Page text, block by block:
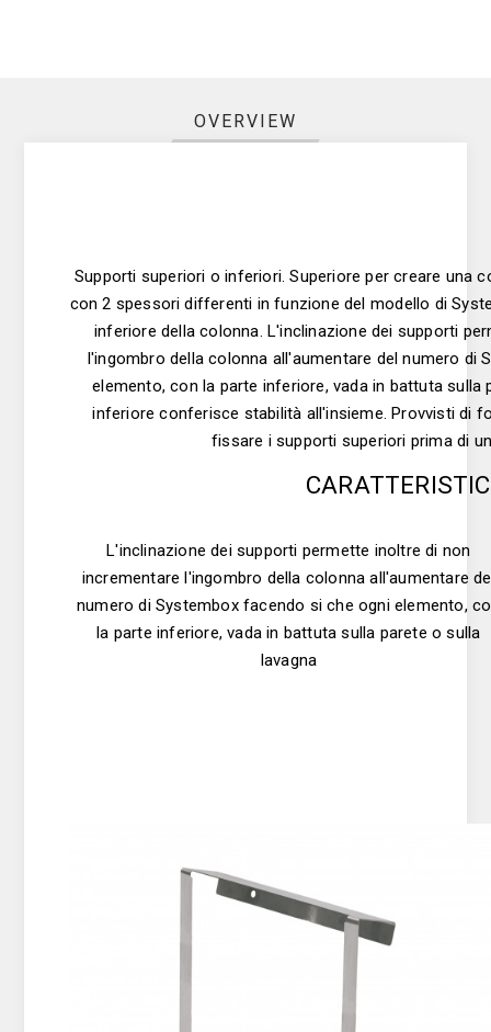
OVERVIEW
Supporti superiori o inferiori. Superiore per creare una
con 2 spessori differenti in funzione del modello di
inferiore della colonna. L'inclinazione dei supporti
l'ingombro della colonna all'aumentare del numero di
elemento, con la parte inferiore, vada in battuta sulla
inferiore conferisce stabilità all'insieme. Provvisti di
fissare i supporti superiori prima di
L'inclinazione dei supporti permette inoltre di non
incrementare l'ingombro della colonna all'aumentare
numero di Systembox facendo si che ogni elemento,
la parte inferiore, vada in battuta sulla parete o sulla
lavagna